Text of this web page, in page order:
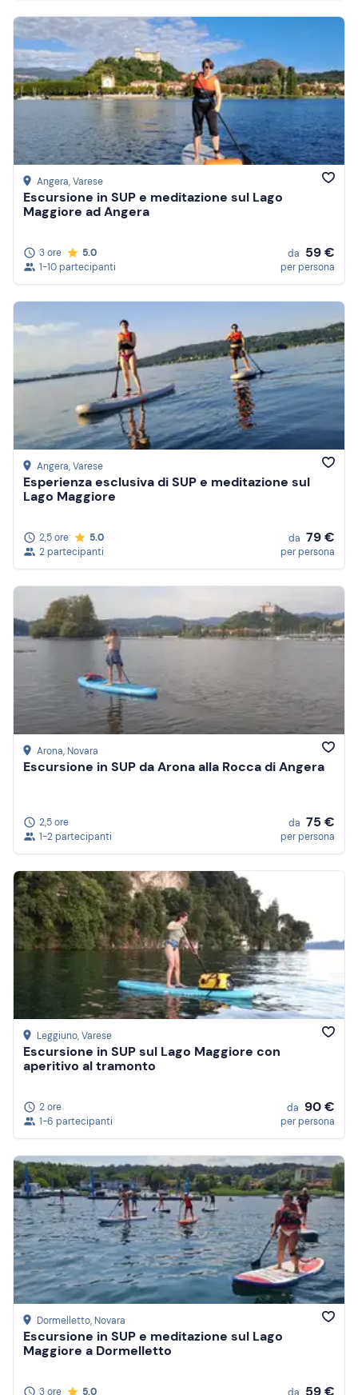
Angera, Varese
Escursione in SUP e meditazione sul Lago
Maggiore ad Angera
3 ore
5.0
1-10 partecipanti
da 59 €
per persona
Angera, Varese
Esperienza esclusiva di SUP e meditazione sul
Lago Maggiore
2,5 ore
5.0
2 partecipanti
da 79 €
per persona
Arona, Novara
Escursione in SUP da Arona alla Rocca di Angera
2,5 ore
1-2 partecipanti
da 75 €
per persona
Leggiuno, Varese
Escursione in SUP sul Lago Maggiore con
aperitivo al tramonto
2 ore
1-6 partecipanti
da 90 €
per persona
Dormelletto, Novara
Escursione in SUP e meditazione sul Lago
Maggiore a Dormelletto
3 ore 5.0 59 €